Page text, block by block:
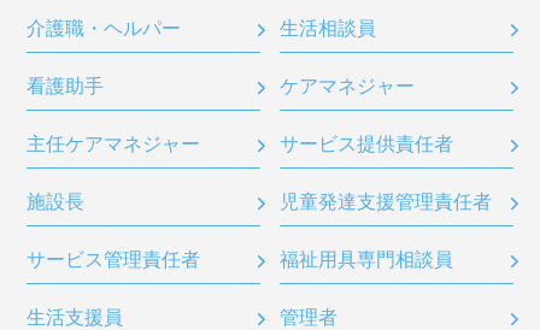
介護職・ヘルパー 生活相談員
看護助手 ケアマネジャー
主任ケアマネジャー サービス提供責任者
施設長 児童発達支援管理責任者
サービス管理責任者 福祉用具専門相談員
生活支援員 管理者